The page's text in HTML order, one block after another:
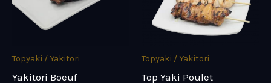
Topyaki / Yakitori
Yakitori Boeuf
Topyaki / Yakitori
Top Yaki Poulet